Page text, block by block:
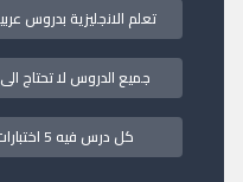
تعلم الانجليزية بدروس
جميع الدروس لا تحتاج
كل درس فيه 5 اختبارات تفاعلية لتحسين اللفظ والنطق